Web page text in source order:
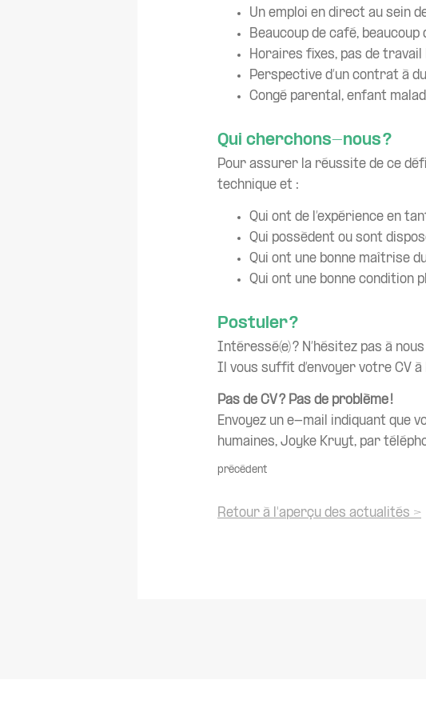
Un emploi en direct au sein
Beaucoup de café,
Horaires fixes, pas de
Perspective d’un contrat à
Congé parental, enfant
Qui cherchons-nous ?
Pour assurer la réussite de ce
technique et :
Qui ont de l’expérience en
Qui possèdent ou sont
Qui ont une bonne maîtrise
Qui ont une bonne condition
Postuler ?
Intéressé(e) ? N’hésitez pas à
Il vous suffit d’envoyer votre CV à
Pas de CV ? Pas de problème !
Envoyez un e-mail indiquant que
humaines, Joyke Kruyt, par
précédent
Retour à l'aperçu des actualités >